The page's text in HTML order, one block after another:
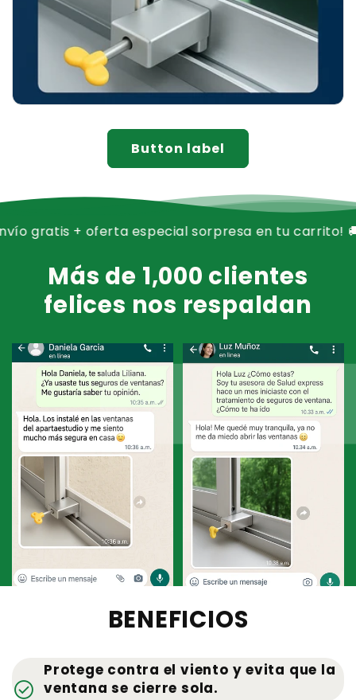
Button label
oferta especial sorpresa en tu carrito! 🚚✨🎁 ¡Hoy
Más de 1,000 clientes
felices nos respaldan
BENEFICIOS
check_circle
Protege contra el viento y evita que la
ventana se cierre sola.